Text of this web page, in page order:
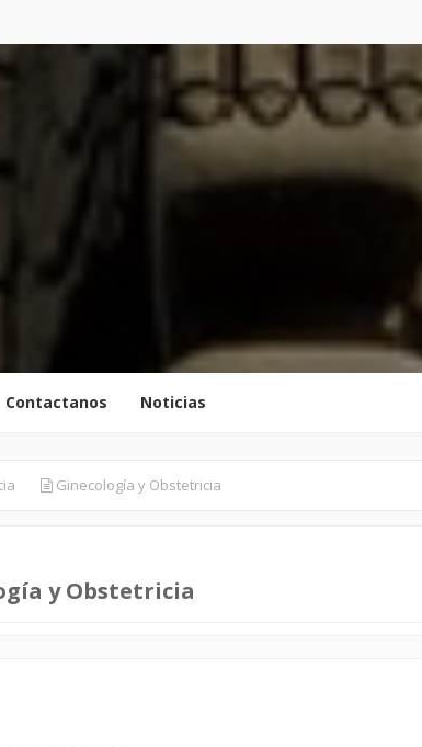
Contactanos Noticias
Ginecología y Obstetricia
y Obstetricia